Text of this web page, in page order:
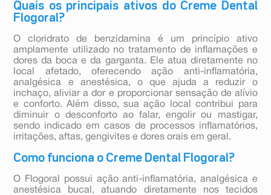
Quais os principais ativos do Creme Dental
Flogoral?
O cloridrato de benzidamina é um princípio ativo
amplamente utilizado no tratamento de inflamações e
dores da boca e da garganta. Ele atua diretamente no
local afetado, oferecendo ação anti-inflamatória,
analgésica e anestésica, o que ajuda a reduzir o
inchaço, aliviar a dor e proporcionar sensação de alívio
e conforto. Além disso, sua ação local contribui para
diminuir o desconforto ao falar, engolir ou mastigar,
sendo indicado em casos de processos inflamatórios,
irritações, aftas, gengivites e dores orais em geral.
Como funciona o Creme Dental Flogoral?
O Flogoral possui ação anti-inflamatória, analgésica e
anestésica bucal, atuando diretamente nos tecidos